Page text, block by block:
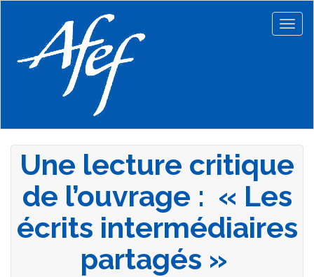
principal
Une lecture critique
de l’ouvrage : « Les
écrits intermédiaires
partagés »